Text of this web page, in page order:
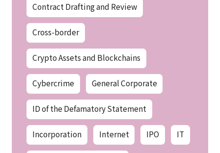
Contract Drafting and Review
Cross-border
Crypto Assets and Blockchains
Cybercrime General Corporate
ID of the Defamatory Statement
Incorporation Internet IPO IT